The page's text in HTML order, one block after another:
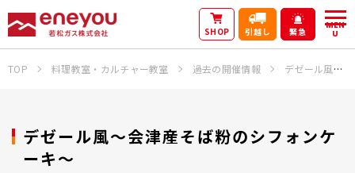
SHOP 引越し 緊急
MEN
U
TOP 料理教室・カルチャー教室 過去の開催情報 デゼール風～会津産そば粉のシフォンケーキ～
デゼール風～会津産そば粉のシフォンケ
ーキ～